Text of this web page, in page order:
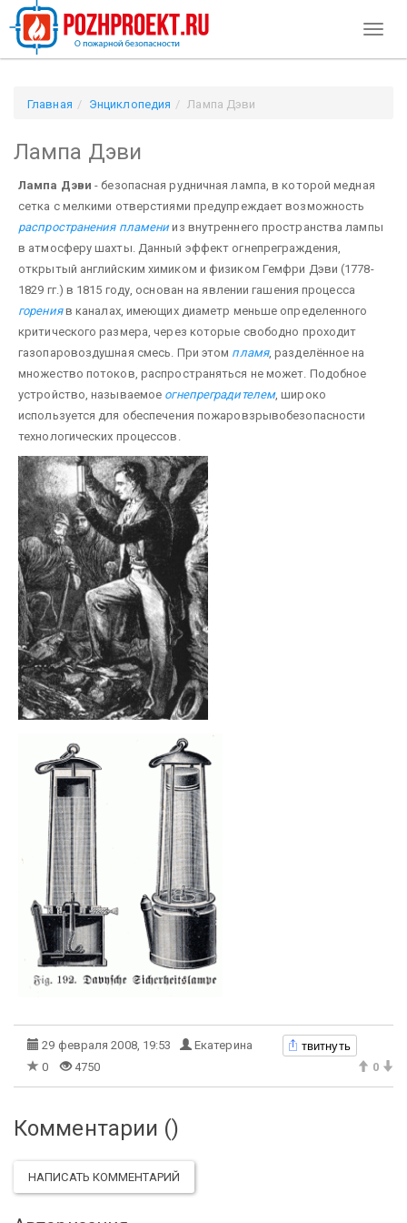
Главная Энциклопедия Лампа Дэви
Лампа Дэви
Лампа Дэви - безопасная рудничная лампа, в которой медная
сетка с мелкими отверстиями предупреждает возможность
распространения пламенииз внутреннего пространства лампы
в атмосфе­ру шахты. Данный эффект огнепреграждения,
открытый английским химиком и физиком Гемфри Дэви (1778-
1829 гг.) в 1815 году, основан на явлении гашения процесса
горенияв каналах, имеющих диаметр меньше определенного
критического размера, через которые свободно проходит
газопаровоздушная смесь. При этом пламя, разделённое на
множество потоков, распространяться не может. Подобное
устройство, на­зываемое огнепреградителем, широко
используется для обеспечения пожаровзрывобезопасности
технологических процессов.
29 февраля 2008, 19:53 Екатерина твитнуть
0 4750 0
Комментарии ()
НАПИСАТЬ КОММЕНТАРИЙ